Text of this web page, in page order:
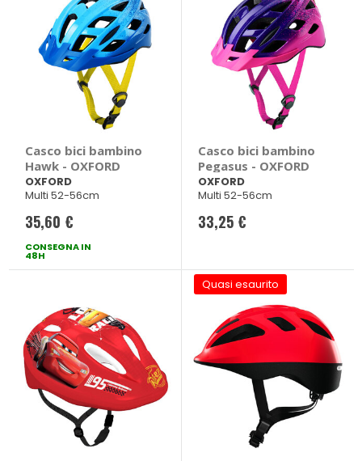
Casco bici bambino
Hawk - OXFORD
OXFORD
Multi 52-56cm
35,60 €
CONSEGNA IN
48H
Casco bici bambino
Pegasus - OXFORD
OXFORD
Multi 52-56cm
33,25 €
Quasi esaurito